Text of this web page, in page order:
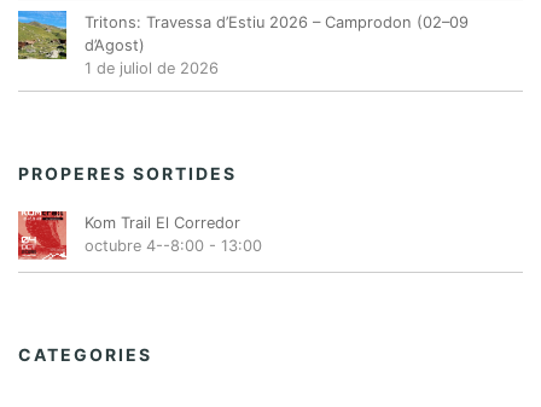
Tritons: Travessa d’Estiu 2026 – Camprodon (02–09
d’Agost)
1 de juliol de 2026
PROPERES SORTIDES
Kom Trail El Corredor
octubre 4--8:00 - 13:00
CATEGORIES